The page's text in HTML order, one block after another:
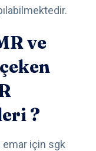
ve
?
emar için sgk